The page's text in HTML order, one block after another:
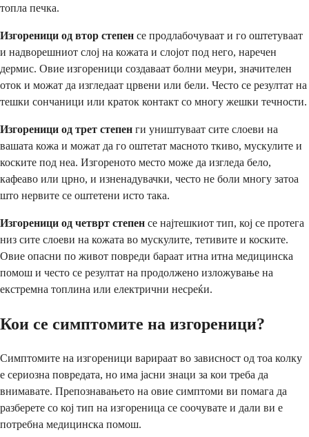
топла печка.
Изгореници од втор степен се продлабочуваат и го оштетуваат
и надворешниот слој на кожата и слојот под него, наречен
дермис. Овие изгореници создаваат болни меури, значителен
оток и можат да изгледаат црвени или бели. Често се резултат на
тешки сончаници или краток контакт со многу жешки течности.
Изгореници од трет степен ги уништуваат сите слоеви на
вашата кожа и можат да го оштетат масното ткиво, мускулите и
коските под неа. Изгореното место може да изгледа бело,
кафеаво или црно, и изненадувачки, често не боли многу затоа
што нервите се оштетени исто така.
Изгореници од четврт степен се најтешкиот тип, кој се протега
низ сите слоеви на кожата во мускулите, тетивите и коските.
Овие опасни по живот повреди бараат итна итна медицинска
помош и често се резултат на продолжено изложување на
екстремна топлина или електрични несреќи.
Кои се симптомите на изгореници?
Симптомите на изгореници варираат во зависност од тоа колку
е сериозна повредата, но има јасни знаци за кои треба да
внимавате. Препознавањето на овие симптоми ви помага да
разберете со кој тип на изгореница се соочувате и дали ви е
потребна медицинска помош.